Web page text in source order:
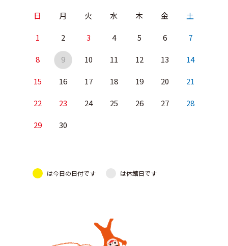
日 月 火 水 木 金 土
1 2 3 4 5 6 7
8 9 10 11 12 13 14
15 16 17 18 19 20 21
22 23 24 25 26 27 28
29 30
は今日の日付です は休館日です